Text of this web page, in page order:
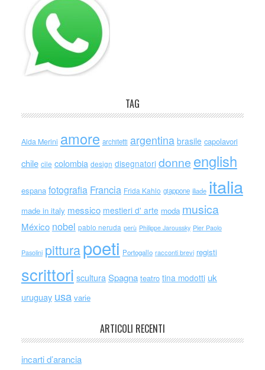
TAG
Alda Merini amore architetti argentina brasile capolavori
chile cile colombia design disegnatori donne english
espana fotografia Francia Frida Kahlo giappone iliade italia
made in italy messico mestieri d' arte moda musica
México nobel pablo neruda perù Philippe Jaroussky Pier Paolo
Pasolini pitturapoeti Portogallo racconti brevi registi
scrittori scultura Spagna teatro tina modotti uk
uruguay usa varie
ARTICOLI RECENTI
incarti d’arancia